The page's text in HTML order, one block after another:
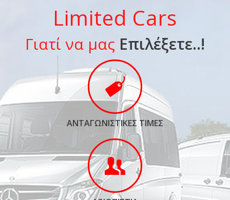
Limited Cars
Γιατί να μας Επιλέξετε..!
ΑΝΤΑΓΩΝΙΣΤΙΚΕΣ ΤΙΜΕΣ